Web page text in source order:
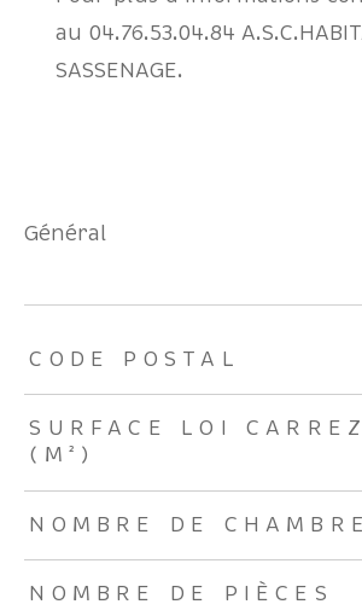
au 04.76.53.04.84
SASSENAGE.
général
TRAD_ZEPHYR_Caracteristique
CODE POSTAL
SURFACE LOI CARREZ
(M²)
NOMBRE DE
NOMBRE DE PIÈCES